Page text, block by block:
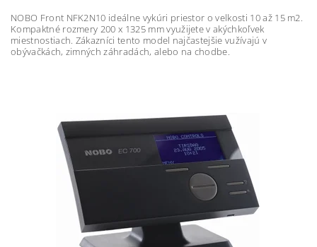
NOBO Front NFK2N10 ideálne vykúri priestor o velkosti 10 až 15 m2.
Kompaktné rozmery 200 x 1325 mm využijete v akýchkoľvek
miestnostiach. Zákazníci tento model najčastejšie vužívajú v
obývačkách, zimných záhradách, alebo na chodbe.